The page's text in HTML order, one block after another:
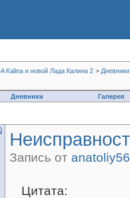
и новой Лада Калина 2 > Дневники
Дневники Галерея
Запись от
Цитата: